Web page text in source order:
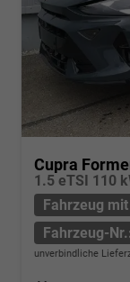
Cupra
1.5 eTSI 110
Fahrzeug
Fahrzeug-
unverbindliche